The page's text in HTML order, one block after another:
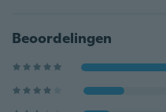
Beoordelingen